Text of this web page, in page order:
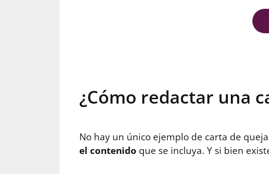
¿Cómo redactar una
No hay un único ejemplo de carta de
el contenido que se incluya. Y si bien